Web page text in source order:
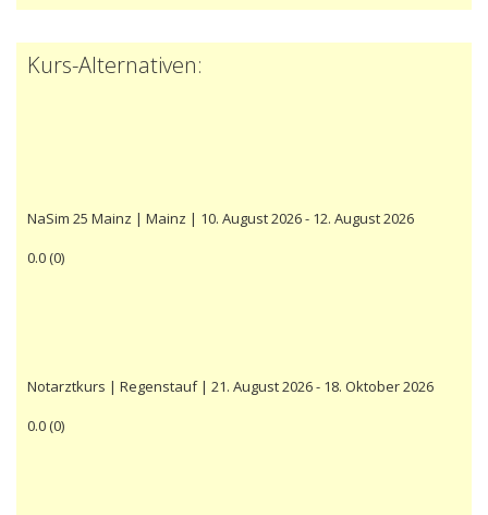
Kurs-Alternativen:
NaSim 25 Mainz | Mainz | 10. August 2026 - 12. August 2026
0.0(0)
Notarztkurs | Regenstauf | 21. August 2026 - 18. Oktober 2026
0.0(0)